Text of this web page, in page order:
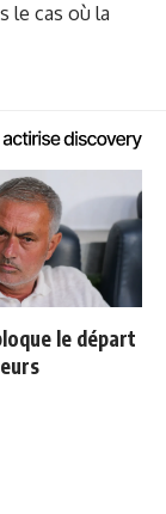
le cas où la
le départ